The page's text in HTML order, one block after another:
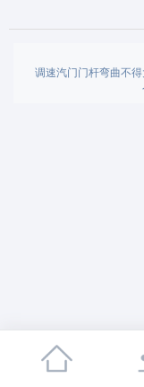
调速汽门门杆弯曲不
关于我
产品中